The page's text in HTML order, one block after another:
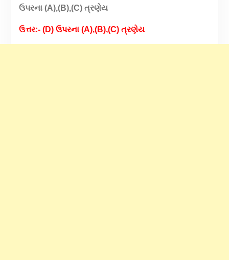
ઉપરના (A),(B),(C) ત્રણેય
ઉત્તર:- (D) ઉપરના (A),(B),(C) ત્રણેય